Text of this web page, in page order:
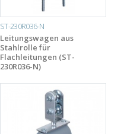
ST-230R036-N
Leitungswagen aus
Stahlrolle für
Flachleitungen (ST-
230R036-N)